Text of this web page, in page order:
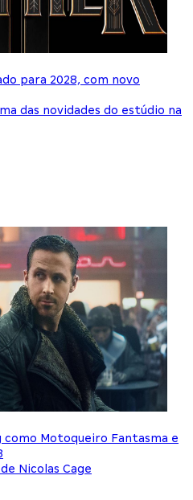
para 2028, com novo
das novidades do estúdio na
como Motoqueiro Fantasma e
Nicolas Cage